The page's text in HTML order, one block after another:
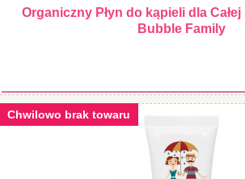
Organiczny Płyn do kąpieli dla Całej
Bubble Family
Chwilowo brak towaru